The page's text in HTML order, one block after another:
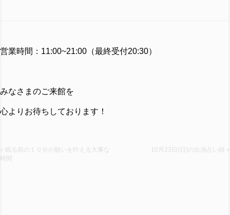
営業時間：11:00~21:00（最終受付20:30）
みなさまのご来館を
心よりお待ちしております！
« 眠る前の１０分が願いを叶える大事な
時間
10月23日(日)の出演占い師 »